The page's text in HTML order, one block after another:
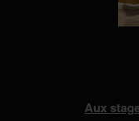
Aux